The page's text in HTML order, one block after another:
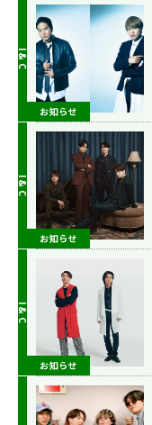
お知らせ
お知らせ
お知らせ